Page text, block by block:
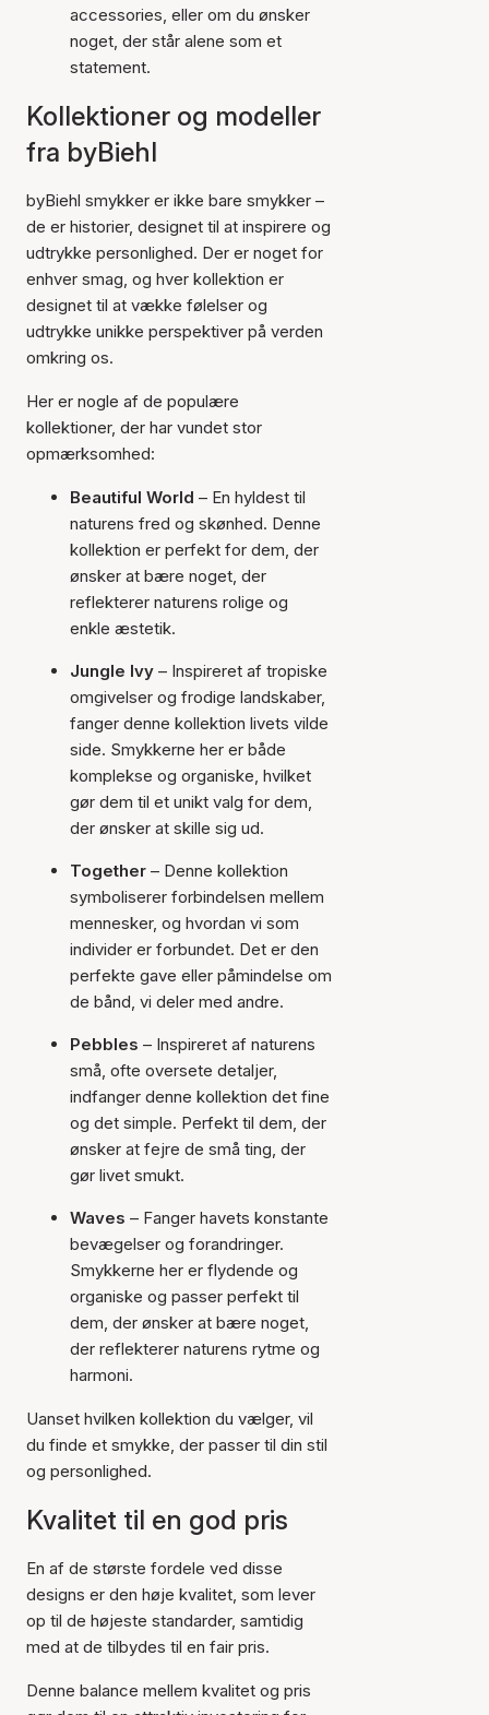
accessories, eller om du ønsker
noget, der står alene som et
statement.
Kollektioner og modeller
fra byBiehl
byBiehl smykker er ikke bare smykker –
de er historier, designet til at inspirere og
udtrykke personlighed. Der er noget for
enhver smag, og hver kollektion er
designet til at vække følelser og
udtrykke unikke perspektiver på verden
omkring os.
Her er nogle af de populære
kollektioner, der har vundet stor
opmærksomhed:
Beautiful World – En hyldest til
naturens fred og skønhed. Denne
kollektion er perfekt for dem, der
ønsker at bære noget, der
reflekterer naturens rolige og
enkle æstetik.
Jungle Ivy – Inspireret af tropiske
omgivelser og frodige landskaber,
fanger denne kollektion livets vilde
side. Smykkerne her er både
komplekse og organiske, hvilket
gør dem til et unikt valg for dem,
der ønsker at skille sig ud.
Together – Denne kollektion
symboliserer forbindelsen mellem
mennesker, og hvordan vi som
individer er forbundet. Det er den
perfekte gave eller påmindelse om
de bånd, vi deler med andre.
Pebbles – Inspireret af naturens
små, ofte oversete detaljer,
indfanger denne kollektion det fine
og det simple. Perfekt til dem, der
ønsker at fejre de små ting, der
gør livet smukt.
Waves – Fanger havets konstante
bevægelser og forandringer.
Smykkerne her er flydende og
organiske og passer perfekt til
dem, der ønsker at bære noget,
der reflekterer naturens rytme og
harmoni.
Uanset hvilken kollektion du vælger, vil
du finde et smykke, der passer til din stil
og personlighed.
Kvalitet til en god pris
En af de største fordele ved disse
designs er den høje kvalitet, som lever
op til de højeste standarder, samtidig
med at de tilbydes til en fair pris.
Denne balance mellem kvalitet og pris